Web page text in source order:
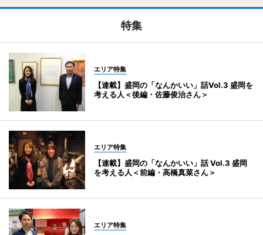
特集
エリア特集
【連載】盛岡の「なんかいい」話Vol.3 盛岡を
考える人＜後編・佐藤俊治さん＞
エリア特集
【連載】盛岡の「なんかいい」話 Vol.3 盛岡
を考える人＜前編・高橋真菜さん＞
エリア特集